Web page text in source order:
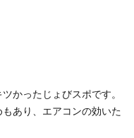
かったじょびスポです。
あり、エアコンの効いた